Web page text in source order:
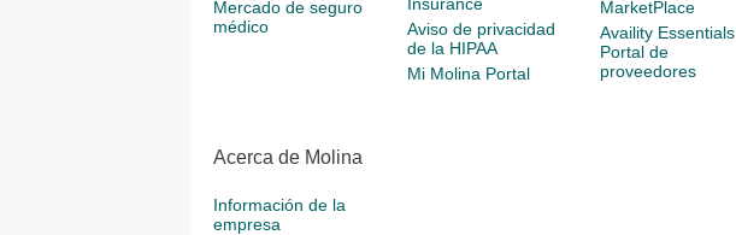
Mercado de seguro
médico
Aviso de privacidad
de la HIPAA
Mi Molina Portal
MarketPlace
Availity Essentials
Portal de
proveedores
Acerca de Molina
Información de la
empresa